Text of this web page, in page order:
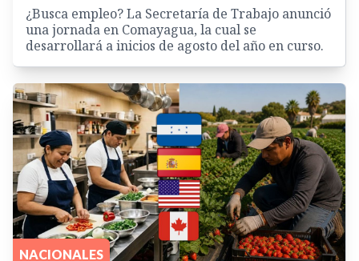
¿Busca empleo? La Secretaría de Trabajo anunció
una jornada en Comayagua, la cual se
desarrollará a inicios de agosto del año en curso.
NACIONALES